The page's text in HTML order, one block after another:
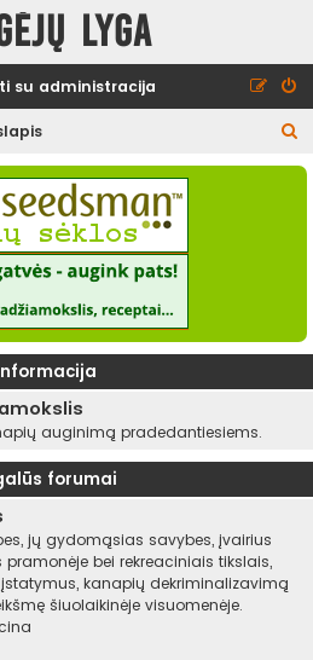
lyga
su administracija
e
auginimą pradedantiesiems.
forumai
jų gydomąsias savybes, įvairius
bei rekreaciniais tikslais,
kanapių dekriminalizavimą
šiuolaikinėje visuomenėje.